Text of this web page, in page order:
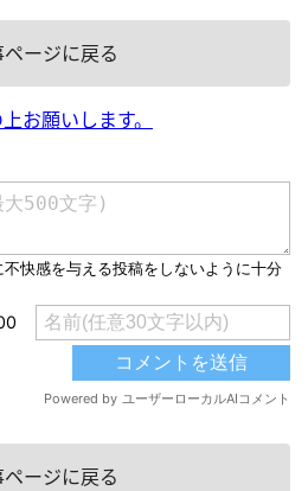
ージに戻る
お願いします。
ージに戻る